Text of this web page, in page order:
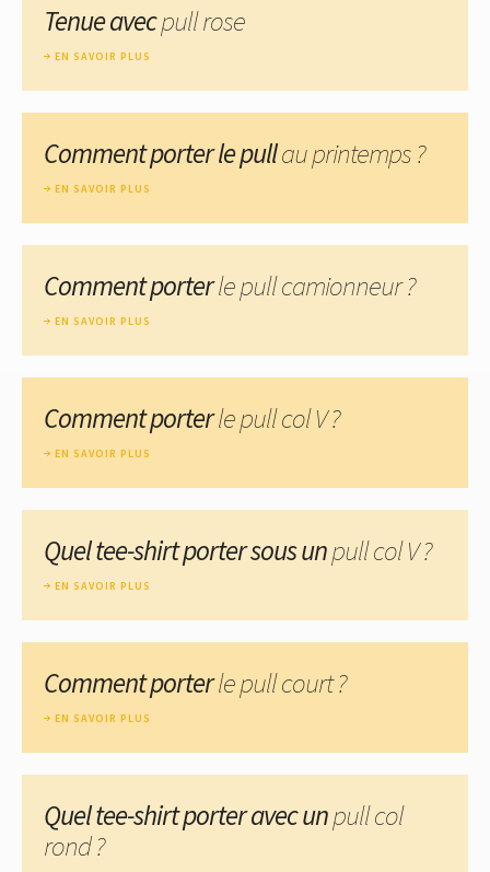
Tenue avecpull rose
EN SAVOIR PLUS
Comment porter le pullau printemps ?
EN SAVOIR PLUS
Comment porterle pull camionneur ?
EN SAVOIR PLUS
Comment porterle pull col V ?
EN SAVOIR PLUS
Quel tee-shirt porter sous unpull col V ?
EN SAVOIR PLUS
Comment porterle pull court ?
EN SAVOIR PLUS
Quel tee-shirt porter avec unpull col
rond ?